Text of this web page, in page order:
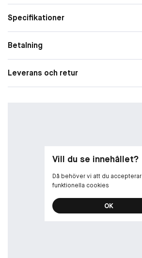
Specifikationer
Betalning
Leverans och retur
Vill du se innehållet?
Då behöver vi att du accepterar
funktionella cookies
OK